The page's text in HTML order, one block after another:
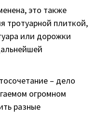
это также
тротуарной плиткой,
или дорожки
– дело
огромном
разные